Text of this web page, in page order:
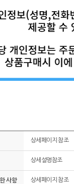
상세페이지 참조
상세설명참조
사항 상세페이지 참조